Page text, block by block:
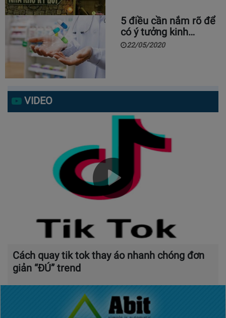
5 điều cần nắm rõ để
có ý tưởng kinh…
22/05/2020
VIDEO
Cách quay tik tok thay áo nhanh chóng đơn
giản “ĐÚ” trend